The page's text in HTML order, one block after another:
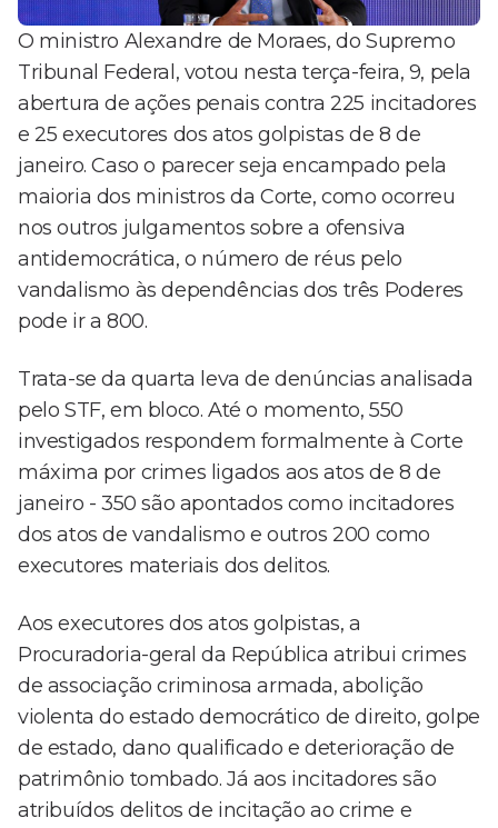
O ministro Alexandre de Moraes, do Supremo
Tribunal Federal, votou nesta terça-feira, 9, pela
abertura de ações penais contra 225 incitadores
e 25 executores dos atos golpistas de 8 de
janeiro. Caso o parecer seja encampado pela
maioria dos ministros da Corte, como ocorreu
nos outros julgamentos sobre a ofensiva
antidemocrática, o número de réus pelo
vandalismo às dependências dos três Poderes
pode ir a 800.
Trata-se da quarta leva de denúncias analisada
pelo STF, em bloco. Até o momento, 550
investigados respondem formalmente à Corte
máxima por crimes ligados aos atos de 8 de
janeiro - 350 são apontados como incitadores
dos atos de vandalismo e outros 200 como
executores materiais dos delitos.
Aos executores dos atos golpistas, a
Procuradoria-geral da República atribui crimes
de associação criminosa armada, abolição
violenta do estado democrático de direito, golpe
de estado, dano qualificado e deterioração de
patrimônio tombado. Já aos incitadores são
atribuídos delitos de incitação ao crime e